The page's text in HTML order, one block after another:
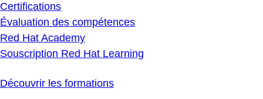
Certifications
Évaluation des compétences
Red Hat Academy
Souscription Red Hat Learning
Découvrir les formations